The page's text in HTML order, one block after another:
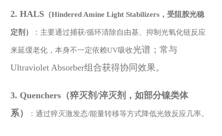
2.HALS （Hindered Amine Light Stabilizers，受阻胺光稳
定剂） ：主要通过捕获/循环清除自由基、抑制光氧化链反应
来延缓老化，本身不一定依赖UV吸收光谱；常与
Ultraviolet Absorber组合获得协同效果。
3. Quenchers（猝灭剂/淬灭剂，如部分镍类体
系）
：通过猝灭激发态/能量转移等方式降低光致反应几率。